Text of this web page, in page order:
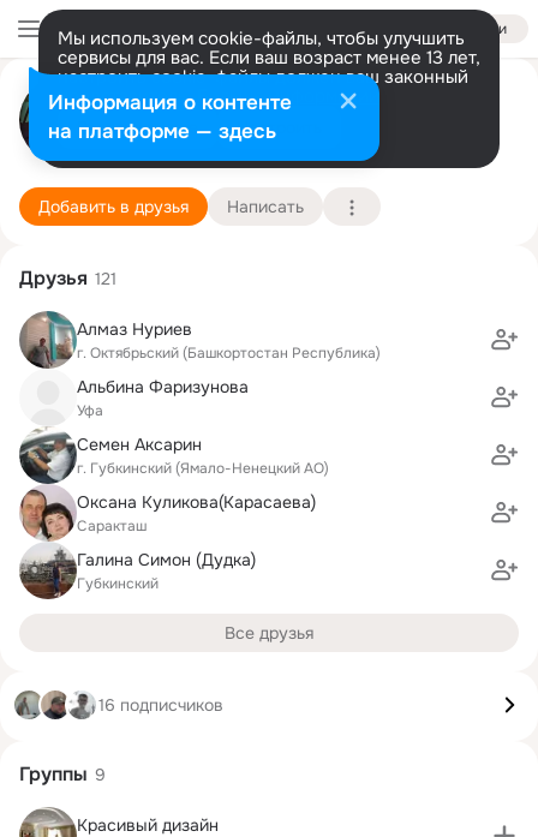
Войти
Мы используем cookie-файлы, чтобы улучшить
сервисы для вас. Если ваш возраст менее 13 лет,
настроить cookie-файлы должен ваш законный
представитель. Больше информации
Разрешить все Настроить
Шамиль Абдульманов
Губкинский (Октябрьский)
3 школа
Подробнее
Добавить в друзья Написать
Друзья 121
Алмаз Нуриев
г. Октябрьский (Башкортостан Республика)
Альбина Фаризунова
Уфа
Семен Аксарин
г. Губкинский (Ямало-Ненецкий АО)
Оксана Куликова(Карасаева)
Саракташ
Галина Симон (Дудка)
Губкинский
Все друзья
16 подписчиков
Группы 9
Красивый дизайн
Информация о контенте
на платформе — здесь